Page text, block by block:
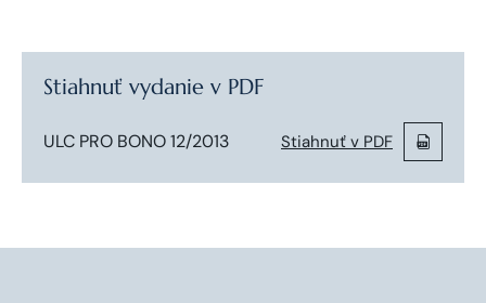
Stiahnuť vydanie v PDF
ULC PRO BONO 12/2013 Stiahnuť v PDF